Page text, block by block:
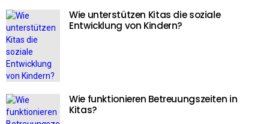
Wie unterstützen Kitas die soziale
Entwicklung von Kindern?
Wie funktionieren Betreuungszeiten in
Kitas?